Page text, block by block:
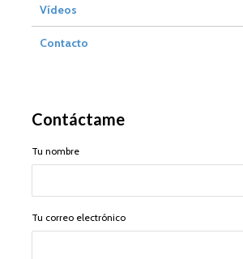
Vídeos
Contacto
Contáctame
Tu nombre
Tu correo electrónico